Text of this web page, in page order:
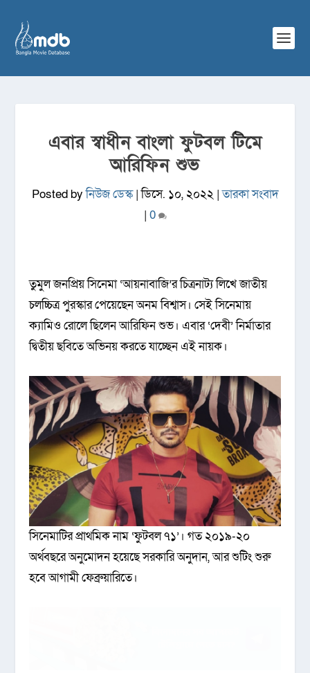
এবার স্বাধীন বাংলা ফুটবল টিমে
আরিফিন শুভ
Posted byনিউজ ডেস্ক|ডিসে. ১০, ২০২২ |তারকা সংবাদ
| 0
তুমুল জনপ্রিয় সিনেমা ‘আয়নাবাজি’র চিত্রনাট্য লিখে জাতীয়
চলচ্চিত্র পুরস্কার পেয়েছেন অনম বিশ্বাস। সেই সিনেমায়
ক্যামিও রোলে ছিলেন আরিফিন শুভ। এবার ‘দেবী’ নির্মাতার
দ্বিতীয় ছবিতে অভিনয় করতে যাচ্ছেন এই নায়ক।
সিনেমাটির প্রাথমিক নাম ‘ফুটবল ৭১’। গত ২০১৯-২০
অর্থবছরে অনুমোদন হয়েছে সরকারি অনুদান, আর শুটিং শুরু
হবে আগামী ফেব্রুয়ারিতে।